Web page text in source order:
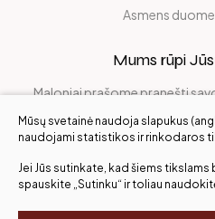
Asmens
Mums rūpi
Maloniai prašome pranešti
Mūsų svetainė naudoja slapukus
naudojami statistikos ir rinkodaros
Jei Jūs sutinkate, kad šiems tikslams
spauskite „Sutinku“ ir toliau